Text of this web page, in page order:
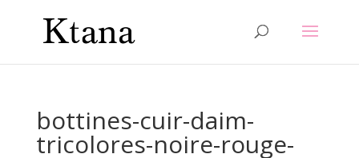
bottines-cuir-daim-
tricolores-noire-rouge-